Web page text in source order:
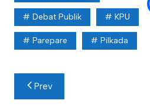
Debat Publik KPU
Parepare Pilkada
Navigasi
pos
Prev